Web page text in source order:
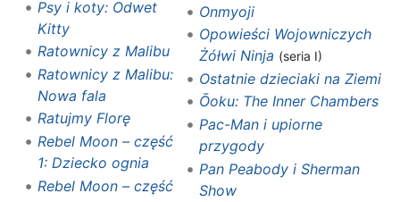
Psy i koty: Odwet
Kitty
Ratownicy z Malibu
Ratownicy z Malibu:
Nowa fala
Ratujmy Florę
Rebel Moon – część
1: Dziecko ognia
Rebel Moon – część
Onmyoji
Opowieści Wojowniczych
Żółwi Ninja (seria I)
Ostatnie dzieciaki na Ziemi
Ōoku: The Inner Chambers
Pac-Man i upiorne
przygody
Pan Peabody i Sherman
Show